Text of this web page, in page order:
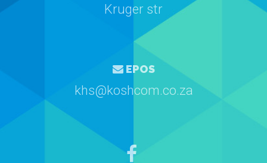
Kruger str
EPOS
khs@koshcom.co.za